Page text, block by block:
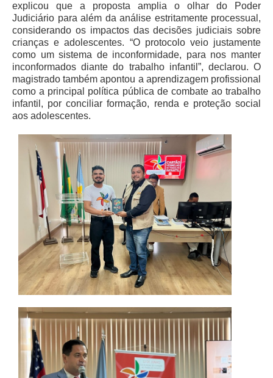
Atermação On-line - Interior de Roraima
Atermação On-line - Interior do Amazonas
Agendamento de Reclamação Verbal
Glossário
Consulta de Pautas
Atas de Sessões do Pleno
Audiências e Sessões
Calendário das Sessões da 1ª Turma 2026
Calendário de Sessões da 2ª Turma - 2026
Calendário das Sessões da 3ª Turma 2026
Calendário das Sessões do Pleno e Especializadas 2026
Carta de Serviços ao Cidadão
Cartilhas
Cadastro de Peritos, Tradutores e Intérpretes
Calendários
Calendário Geral
Calendário de Eventos
Calendário de Eventos passados
Calendário das Sessões
explicou que a proposta amplia o olhar do Poder
Judiciário para além da análise estritamente processual,
considerando os impactos das decisões judiciais sobre
crianças e adolescentes. “O protocolo veio justamente
como um sistema de inconformidade, para nos manter
inconformados diante do trabalho infantil”, declarou. O
magistrado também apontou a aprendizagem profissional
como a principal política pública de combate ao trabalho
infantil, por conciliar formação, renda e proteção social
aos adolescentes.